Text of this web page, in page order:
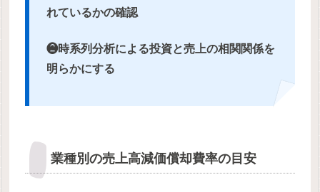
れているかの確認
❷時系列分析による投資と売上の相関関係を
明らかにする
業種別の売上高減価償却費率の目安